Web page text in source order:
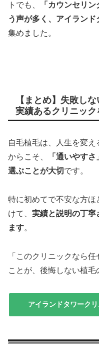
トでも、
「カウンセリ
う声が多く、アイラン
集めました。
【まとめ】失敗し
実績あるクリニック
自毛植毛は、人生を変
からこそ、
「通いやす
選ぶことが大切 です。
特に初めてで不安な方
けて、 実績と説明の丁寧
ます。
「このクリニックなら
ことが、後悔しない植毛
アイランドタワーク